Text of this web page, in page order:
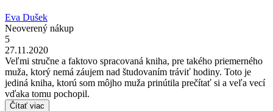
Eva Dušek
Neoverený nákup
5
27.11.2020
Veľmi stručne a faktovo spracovaná kniha, pre takého priemerného
muža, ktorý nemá záujem nad študovaním tráviť hodiny. Toto je
jediná kniha, ktorú som môjho muža prinútila prečítať si a veľa vecí
vďaka tomu pochopil.
Čítať viac